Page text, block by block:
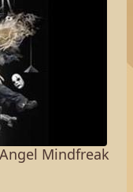
Mindfreak